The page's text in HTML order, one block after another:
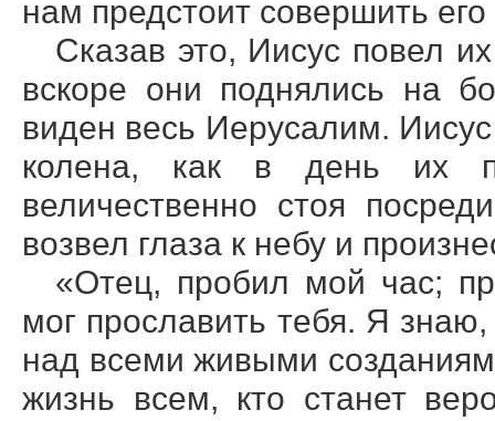
нам предстоит совершить
Сказав это, Иисус повел
вскоре они поднялись на
виден весь Иерусалим.
колена, как в день их
величественно стоя
возвел глаза к небу и
«Отец, пробил мой час;
мог прославить тебя. Я
над всеми живыми
жизнь всем, кто станет